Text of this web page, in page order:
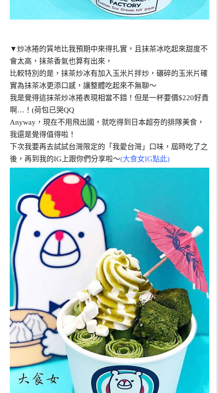
▼炒冰捲的質地比我預期中來得扎實，且抹茶冰吃起來甜度不
會太高，抹茶香氣也算有出來，
比較特別的是，抹茶炒冰有加入玉米片拌炒，碾碎的玉米片確
實為抹茶冰更添口感，讓整體吃起來不無聊～
我是覺得這抹茶炒冰捲表現相當不錯！但是一杯要價$220好貴
啊…！(荷包已哭QQ
Anyway，現在不用飛出國，就吃得到日本超夯的排隊美食，
我還是覺得值得啦！
下次我要再去試試台灣限定的「我愛台灣」口味，屆時吃了之
後，再到我的IG上跟你們分享啦～(大食女IG點此)